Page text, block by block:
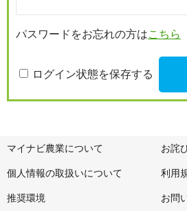
パスワードをお忘れの方はこちら
ログイン状態を保存する
マイナビ農業について お詫
個人情報の取扱いについて 利用
推奨環境 お問